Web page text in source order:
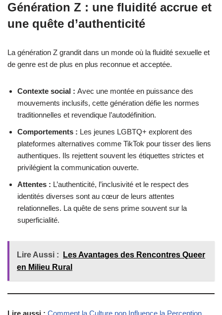
Génération Z : une fluidité accrue et
une quête d’authenticité
La génération Z grandit dans un monde où la fluidité sexuelle et
de genre est de plus en plus reconnue et acceptée.
Contexte social : Avec une montée en puissance des
mouvements inclusifs, cette génération défie les normes
traditionnelles et revendique l’autodéfinition.
Comportements : Les jeunes LGBTQ+ explorent des
plateformes alternatives comme TikTok pour tisser des liens
authentiques. Ils rejettent souvent les étiquettes strictes et
privilégient la communication ouverte.
Attentes : L’authenticité, l’inclusivité et le respect des
identités diverses sont au cœur de leurs attentes
relationnelles. La quête de sens prime souvent sur la
superficialité.
Lire Aussi :
Les Avantages des Rencontres Queer
en Milieu Rural
Lire aussi : Comment la Culture pop Influence la Perception